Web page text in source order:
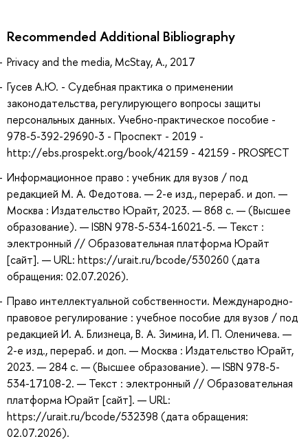
Recommended Additional Bibliography
Privacy and the media, McStay, A., 2017
Гусев А.Ю. - Судебная практика о применении
законодательства, регулирующего вопросы защиты
персональных данных. Учебно-практическое пособие -
978-5-392-29690-3 - Проспект - 2019 -
http://ebs.prospekt.org/book/42159 - 42159 - PROSPECT
Информационное право : учебник для вузов / под
редакцией М. А. Федотова. — 2-е изд., перераб. и доп. —
Москва : Издательство Юрайт, 2023. — 868 с. — (Высшее
образование). — ISBN 978-5-534-16021-5. — Текст :
электронный // Образовательная платформа Юрайт
[сайт]. — URL: https://urait.ru/bcode/530260 (дата
обращения: 02.07.2026).
Право интеллектуальной собственности. Международно-
правовое регулирование : учебное пособие для вузов / под
редакцией И. А. Близнеца, В. А. Зимина, И. П. Оленичева. —
2-е изд., перераб. и доп. — Москва : Издательство Юрайт,
2023. — 284 с. — (Высшее образование). — ISBN 978-5-
534-17108-2. — Текст : электронный // Образовательная
платформа Юрайт [сайт]. — URL:
https://urait.ru/bcode/532398 (дата обращения:
02.07.2026).